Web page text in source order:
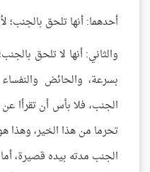
أحدهما: أنها تلحق بالجنب؛
والثاني: أنها لا تلحق
بسرعة، والحائض
الجنب، فلا بأس أن تقرأا
تحرما من هذا الخير، وهذا
الجنب مدته بيده قصيرة،